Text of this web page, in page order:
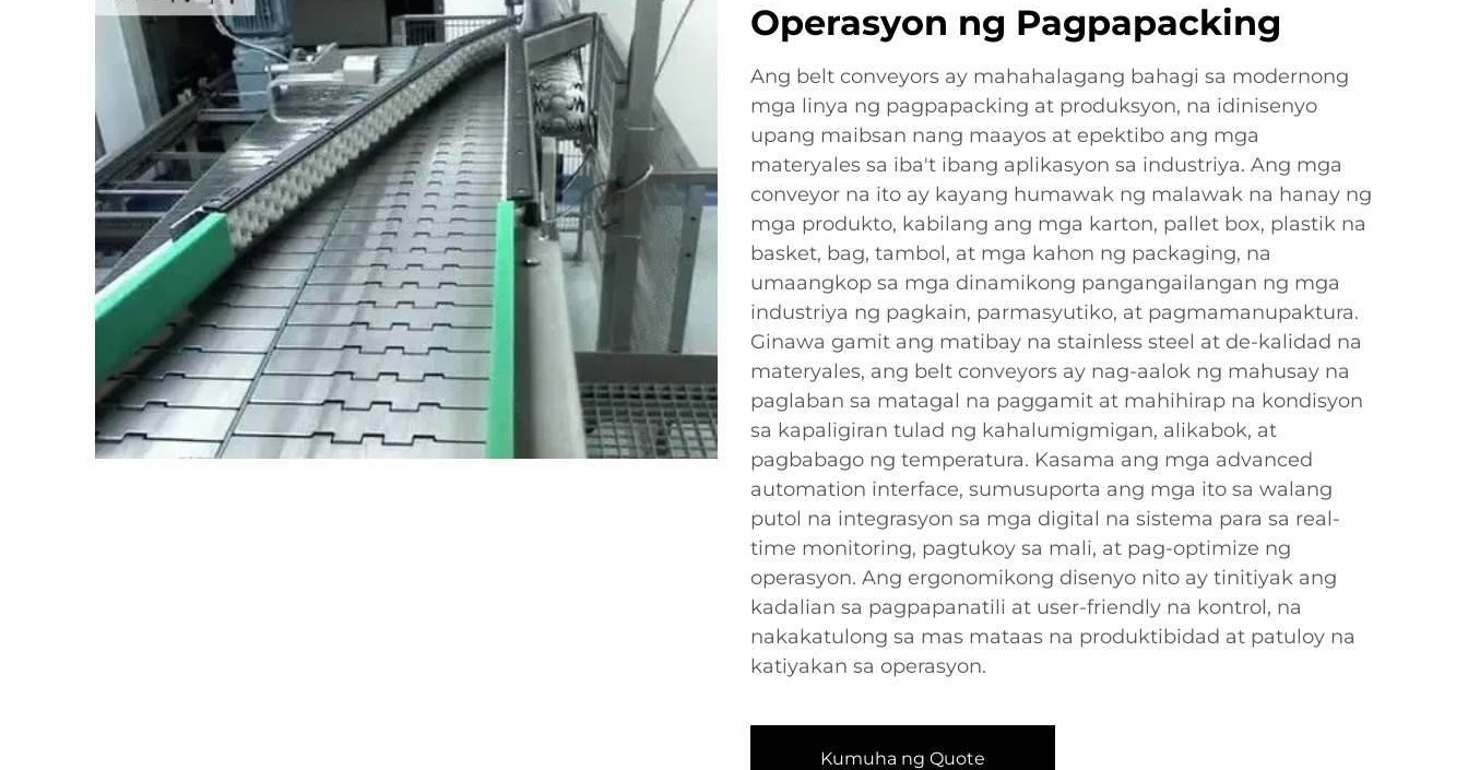
Operasyon ng Pagpapacking
Ang belt conveyors ay mahahalagang bahagi sa modernong
mga linya ng pagpapacking at produksyon, na idinisenyo
upang maibsan nang maayos at epektibo ang mga
materyales sa iba't ibang aplikasyon sa industriya. Ang mga
conveyor na ito ay kayang humawak ng malawak na hanay ng
mga produkto, kabilang ang mga karton, pallet box, plastik na
basket, bag, tambol, at mga kahon ng packaging, na
umaangkop sa mga dinamikong pangangailangan ng mga
industriya ng pagkain, parmasyutiko, at pagmamanupaktura.
Ginawa gamit ang matibay na stainless steel at de-kalidad na
materyales, ang belt conveyors ay nag-aalok ng mahusay na
paglaban sa matagal na paggamit at mahihirap na kondisyon
sa kapaligiran tulad ng kahalumigmigan, alikabok, at
pagbabago ng temperatura. Kasama ang mga advanced
automation interface, sumusuporta ang mga ito sa walang
putol na integrasyon sa mga digital na sistema para sa real-
time monitoring, pagtukoy sa mali, at pag-optimize ng
operasyon. Ang ergonomikong disenyo nito ay tinitiyak ang
kadalian sa pagpapanatili at user-friendly na kontrol, na
nakakatulong sa mas mataas na produktibidad at patuloy na
katiyakan sa operasyon.
Kumuha ng Quote